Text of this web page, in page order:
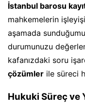
İstanbul barosu
mahkemelerin
aşamada
durumunuzu
kafanızdaki soru
çözümler ile süreci
Hukuki Süreç ve